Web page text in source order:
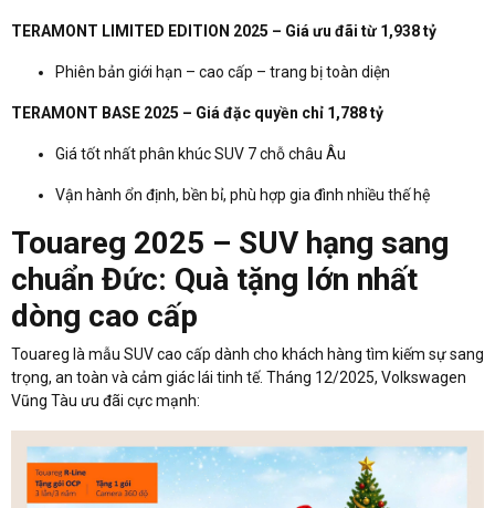
TERAMONT LIMITED EDITION 2025 – Giá ưu đãi từ 1,938 tỷ
Phiên bản giới hạn – cao cấp – trang bị toàn diện
TERAMONT BASE 2025 – Giá đặc quyền chỉ 1,788 tỷ
Giá tốt nhất phân khúc SUV 7 chỗ châu Âu
Vận hành ổn định, bền bỉ, phù hợp gia đình nhiều thế hệ
Touareg 2025 – SUV hạng sang
chuẩn Đức: Quà tặng lớn nhất
dòng cao cấp
Touareg là mẫu SUV cao cấp dành cho khách hàng tìm kiếm sự sang
trọng, an toàn và cảm giác lái tinh tế. Tháng 12/2025, Volkswagen
Vũng Tàu ưu đãi cực mạnh: